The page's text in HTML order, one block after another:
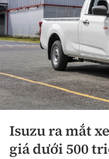
Isuzu ra mắt
giá dưới 500